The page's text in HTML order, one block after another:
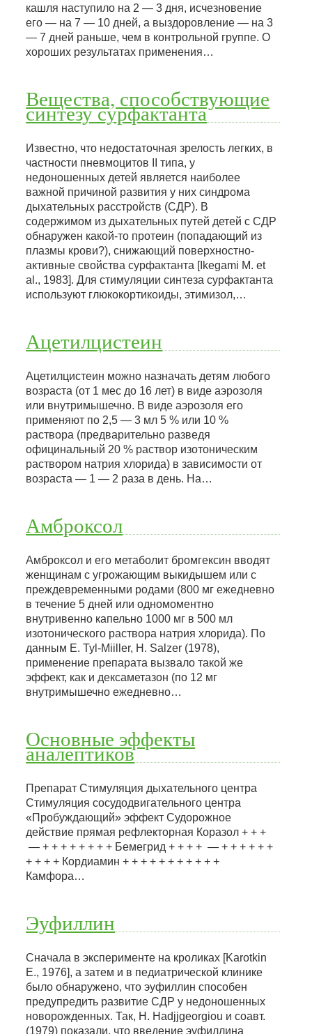
кашля наступило на 2 — 3 дня, исчезновение
его — на 7 — 10 дней, а выздоровление — на 3
— 7 дней раньше, чем в контрольной группе. О
хороших результатах применения…
Вещества, способствующие
синтезу сурфактанта
Известно, что недостаточная зрелость легких, в
частности пневмоцитов II типа, у
недоношенных детей является наиболее
важной причиной развития у них синдрома
дыхательных расстройств (СДР). В
содержимом из дыхательных путей детей с СДР
обнаружен какой-то протеин (попадающий из
плазмы крови?), снижающий поверхностно-
активные свойства сурфактанта [Ikegami M. et
al., 1983]. Для стимуляции синтеза сурфактанта
используют глюкокортикоиды, этимизол,…
Ацетилцистеин
Ацетилцистеин можно назначать детям любого
возраста (от 1 мес до 16 лет) в виде аэрозоля
или внутримышечно. В виде аэрозоля его
применяют по 2,5 — 3 мл 5 % или 10 %
раствора (предварительно разведя
официнальный 20 % раствор изотоническим
раствором натрия хлорида) в зависимости от
возраста — 1 — 2 раза в день. На…
Амброксол
Амброксол и его метаболит бромгексин вводят
женщинам с угрожающим выкидышем или с
преждевременными родами (800 мг ежедневно
в течение 5 дней или одномоментно
внутривенно капельно 1000 мг в 500 мл
изотонического раствора натрия хлорида). По
данным Е. Tyl-Miiller, H. Salzer (1978),
применение препарата вызвало такой же
эффект, как и дексаметазон (по 12 мг
внутримышечно ежедневно…
Основные эффекты
аналептиков
Препарат Стимуляция дыхательного центра
Стимуляция сосудодвигательного центра
«Пробуждающий» эффект Судорожное
действие прямая рефлекторная Коразол + + +
— + + + + + + + + Бемегрид + + + + — + + + + + +
+ + + + Кордиамин + + + + + + + + + + +
Камфора…
Эуфиллин
Сначала в эксперименте на кроликах [Karotkin
E., 1976], а затем и в педиатрической клинике
было обнаружено, что эуфиллин способен
предупредить развитие СДР у недоношенных
новорожденных. Так, Н. Hadjjgeorgiou и соавт.
(1979) показали, что введение эуфиллина